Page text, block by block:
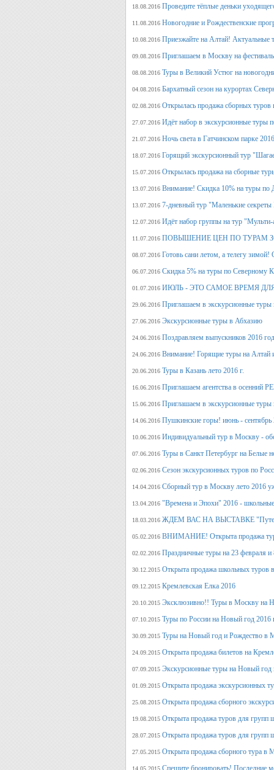
18.08.2016 Проведите тёплые деньки
11.08.2016 Новогодние и Рождественские
10.08.2016 Приезжайте на Алтай! Актуальные
09.08.2016 Приглашаем в Москву на
08.08.2016 Туры в Великий Устюг на
04.08.2016 Бархатный сезон на курортах
02.08.2016 Открылась продажа сборных туров
27.07.2016 Идёт набор в экскурсионные туры
21.07.2016 Ночь света в Гатчинском парке
18.07.2016 Горящий экскурсионный тур
15.07.2016 Открылась продажа на сборные
13.07.2016 Внимание! Скидка 10% на туры по
13.07.2016 7-дневный тур "Маленькие
12.07.2016 Идёт набор группы на тур
11.07.2016 ПОВЫШЕНИЕ ЦЕН ПО ТУРАМ
08.07.2016 Готовь сани летом, а
06.07.2016 Скидка 5% на туры по Северному
01.07.2016 ИЮЛЬ - ЭТО САМОЕ ВРЕМЯ
29.06.2016 Приглашаем в экскурсионные
27.06.2016 Экскурсионные туры в Абхазию
24.06.2016 Поздравляем выпускников
24.06.2016 Внимание! Горящие туры на Алтай
20.06.2016 Туры в Казань лето 2016 г.
16.06.2016 Приглашаем агентства в
15.06.2016 Приглашаем в экскурсионные туры
14.06.2016 Пушкинские горы! июнь - сентябрь
10.06.2016 Индивидуальный тур в Москву -
07.06.2016 Туры в Санкт Петербург на Белые
02.06.2016 Сезон экскурсионных туров по
14.04.2016 Сборный тур в Москву лето 2016
13.04.2016 "Времена и Эпохи" 2016 - школьные
18.03.2016 ЖДЕМ ВАС НА ВЫСТАВКЕ
05.02.2016 ВНИМАНИЕ! Открыта продажа
02.02.2016 Праздничные туры на 23 февраля и
30.12.2015 Открыта продажа школьных туров
09.12.2015 Кремлевская Елка 2016
20.10.2015 Эксклюзивно!! Туры в Москву на
07.10.2015 Туры по России на Новый год 2016
30.09.2015 Туры на Новый год и Рождество в
24.09.2015 Открыта продажа билетов на
07.09.2015 Экскурсионные туры на Новый год
01.09.2015 Открыта продажа экскурсионных
25.08.2015 Открыта продажа сборного
19.08.2015 Открыта продажа туров для групп
28.07.2015 Открыта продажа туров для групп
27.05.2015 Открыта продажа сборного тура в
14.05.2015 Спешите бронировать! Последние